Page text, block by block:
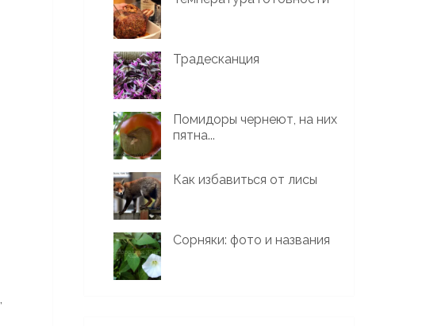
Традесканция
Помидоры чернеют, на них
пятна...
Как избавиться от лисы
Сорняки: фото и названия